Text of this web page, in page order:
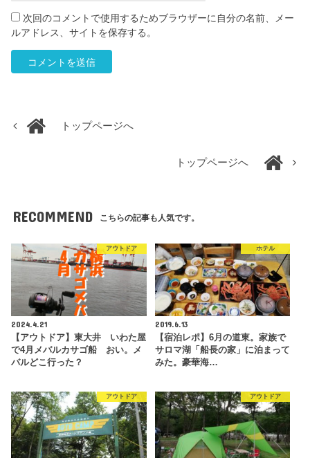
次回のコメントで使用するためブラウザーに自分の名前、メー
ルアドレス、サイトを保存する。
トップページへ
トップページへ
RECOMMEND こちらの記事も人気です。
アウトドア
2024.4.21
【アウトドア】東大井 いわた屋
で4月メバルカサゴ船 おい。メ
バルどこ行った？
ホテル
2019.6.13
【宿泊レポ】6月の道東。家族で
サロマ湖「船長の家」に泊まって
みた。豪華海…
アウトドア アウトドア